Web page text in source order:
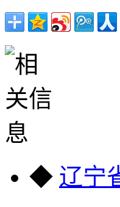
◆ 辽宁